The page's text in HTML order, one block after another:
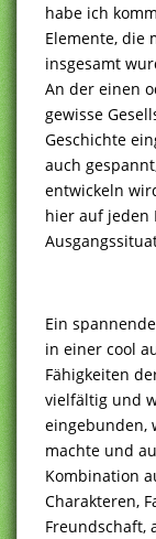
habe ich
Elemente, die
insgesamt
An der einen
gewisse
Geschichte
auch
entwickeln
hier auf jeden
Ein
in einer cool
Fähigkeiten
vielfältig und
eingebunden,
machte und
Kombination
Charakteren,
Freundschaft,